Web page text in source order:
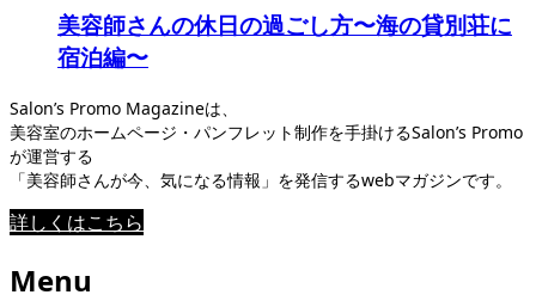
美容師さんの休日の過ごし方〜海の貸別荘に
宿泊編〜
Salon’s Promo Magazineは、
美容室のホームページ・パンフレット制作を手掛けるSalon’s Promo
が運営する
「美容師さんが今、気になる情報」を発信するwebマガジンです。
詳しくはこちら
Menu